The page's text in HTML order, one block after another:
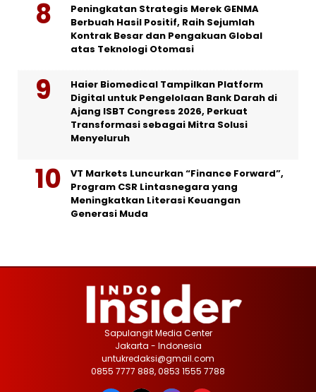
Peningkatan Strategis Merek GENMA
Berbuah Hasil Positif, Raih Sejumlah
Kontrak Besar dan Pengakuan Global
atas Teknologi Otomasi
Haier Biomedical Tampilkan Platform
Digital untuk Pengelolaan Bank Darah di
Ajang ISBT Congress 2026, Perkuat
Transformasi sebagai Mitra Solusi
Menyeluruh
VT Markets Luncurkan “Finance Forward”,
Program CSR Lintasnegara yang
Meningkatkan Literasi Keuangan
Generasi Muda
Sapulangit Media Center
Jakarta - Indonesia
untukredaksi@gmail.com
0855 7777 888, 0853 1555 7788